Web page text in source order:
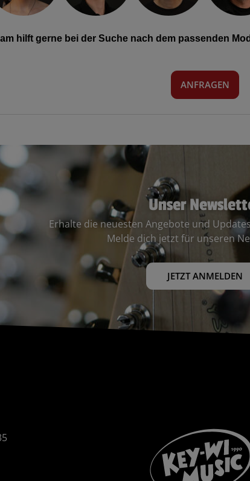
hilft gerne bei der Suche nach dem passenden
ANFRAGEN
Unser
Erhalte die neuesten Angebote und
Melde dich jetzt für unseren
JETZT ANMELDEN